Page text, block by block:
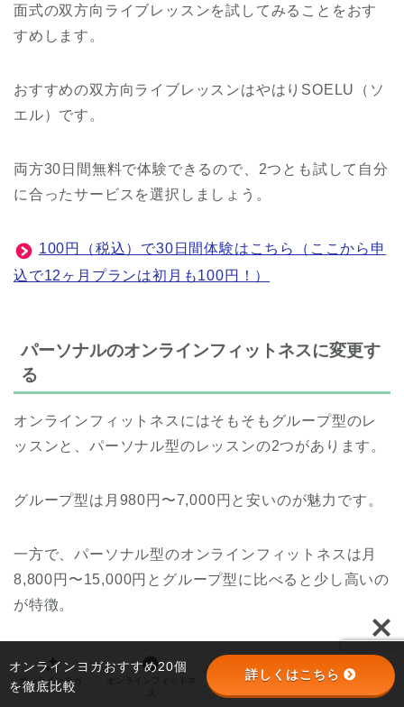
面式の双方向ライブレッスンを試してみることをおす
すめします。
おすすめの双方向ライブレッスンはやはりSOELU（ソ
エル）です。
両方30日間無料で体験できるので、2つとも試して自分
に合ったサービスを選択しましょう。
100円（税込）で30日間体験はこちら（ここから申
込で12ヶ月プランは初月も100円！）
パーソナルのオンラインフィットネスに変更す
る
オンラインフィットネスにはそもそもグループ型のレ
ッスンと、パーソナル型のレッスンの2つがあります。
グループ型は月980円〜7,000円と安いのが魅力です。
一方で、パーソナル型のオンラインフィットネスは月
8,800円〜15,000円とグループ型に比べると少し高いの
が特徴。
グループ型に比べると高いですが、毎日食事やトレー
ニングをマンツーマンでサポートしてくれるので、オ
オンラインヨガ オンラインパーソナル パーソナルジム
オンラインヨガおすすめ20個
を徹底比較
詳しくはこちら